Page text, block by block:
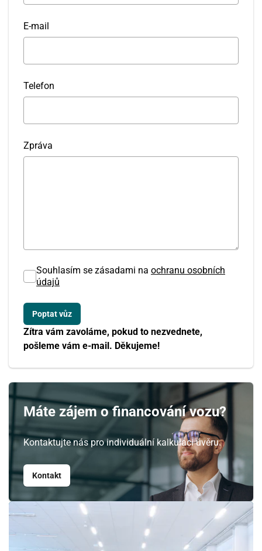
E-mail
Telefon
Zpráva
Souhlasím se zásadami na ochranu osobních
údajů
Zítra vám zavoláme, pokud to nezvednete,
pošleme vám e-mail. Děkujeme!
Máte zájem o financování vozu?
Kontaktujte nás pro individuální kalkulaci úvěru.
Kontakt
ČT PÁ SO NE
27
5